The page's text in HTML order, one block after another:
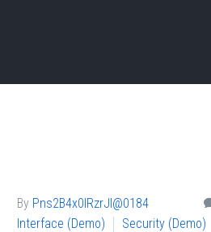
By Pns2B4x0lRzrJl@0184
Interface (Demo)
Security (Demo)